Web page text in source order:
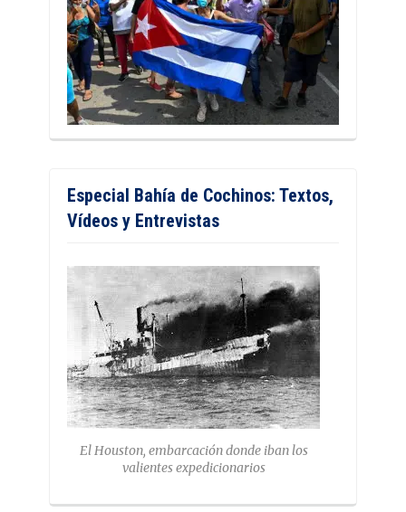
Especial Bahía de Cochinos: Textos,
Vídeos y Entrevistas
El Houston, embarcación donde iban los
valientes expedicionarios